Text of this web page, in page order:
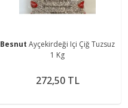
Besnut Ayçekirdeği Içi Çiğ Tuzsuz
1 Kg
272,50 TL